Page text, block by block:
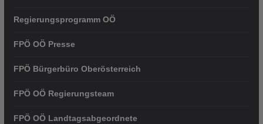
Regierungsprogramm OÖ
FPÖ OÖ Presse
FPÖ Bürgerbüro Oberösterreich
FPÖ OÖ Regierungsteam
FPÖ OÖ Landtagsabgeordnete